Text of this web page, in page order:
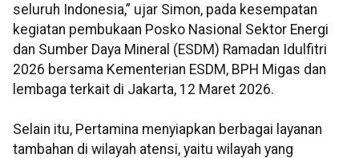
seluruh Indonesia,” ujar Simon, pada kesempatan
kegiatan pembukaan Posko Nasional Sektor Energi
dan Sumber Daya Mineral (ESDM) Ramadan Idulfitri
2026 bersama Kementerian ESDM, BPH Migas dan
lembaga terkait di Jakarta, 12 Maret 2026.
Selain itu, Pertamina menyiapkan berbagai layanan
tambahan di wilayah atensi, yaitu wilayah yang